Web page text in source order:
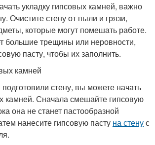
укладку гипсовых камней, важно
Очистите стену от пыли и грязи,
которые могут помешать работе.
большие трещины или неровности,
пасту, чтобы их заполнить.
камней
стену, вы можете начать
камней. Сначала смешайте гипсовую
она не станет пастообразной
нанесите гипсовую пасту на стенус